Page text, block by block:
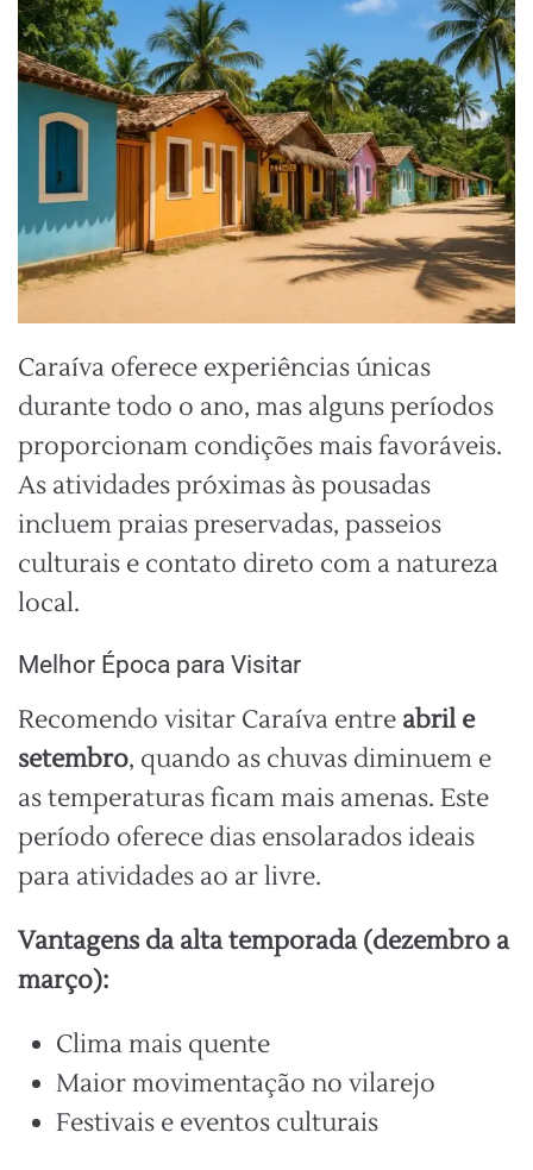
Caraíva oferece experiências únicas
durante todo o ano, mas alguns períodos
proporcionam condições mais favoráveis.
As atividades próximas às pousadas
incluem praias preservadas, passeios
culturais e contato direto com a natureza
local.
Melhor Época para Visitar
Recomendo visitar Caraíva entre abril e
setembro, quando as chuvas diminuem e
as temperaturas ficam mais amenas. Este
período oferece dias ensolarados ideais
para atividades ao ar livre.
Vantagens da alta temporada (dezembro a
março):
Clima mais quente
Maior movimentação no vilarejo
Festivais e eventos culturais